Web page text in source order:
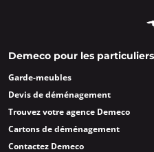
Demeco pour les particuliers
Garde-meubles
Devis de déménagement
Trouvez votre agence Demeco
Cartons de déménagement
Contactez Demeco